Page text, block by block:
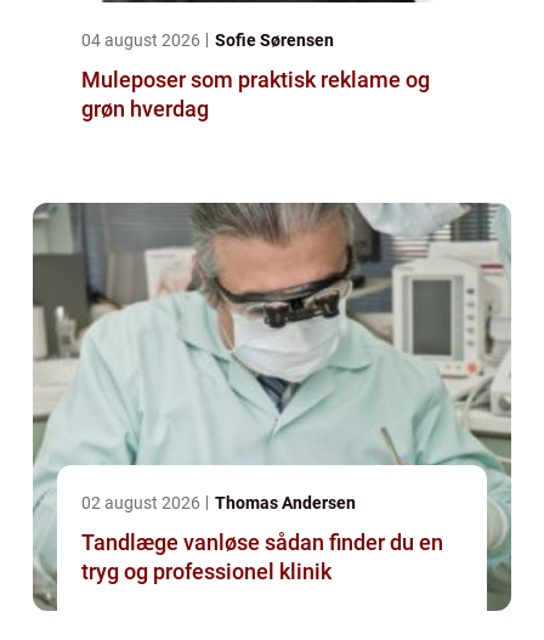
04 august 2026 Sofie Sørensen
Muleposer som praktisk reklame og
grøn hverdag
02 august 2026 Thomas Andersen
Tandlæge vanløse sådan finder du en
tryg og professionel klinik